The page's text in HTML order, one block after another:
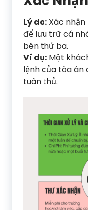
Lý do: Xác
để lưu trữ cá
bên thứ ba.
Ví dụ: Một
lệnh của tòa án
tuân thủ.